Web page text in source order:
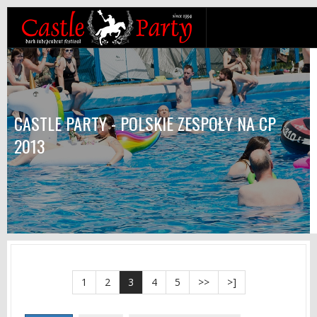
CASTLE PARTY - POLSKIE ZESPOŁY NA CP
2013
1 2 3 4 5 >> >]